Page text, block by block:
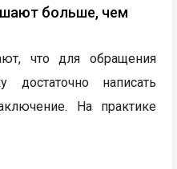
больше, чем
что для обращения
написать
На практике